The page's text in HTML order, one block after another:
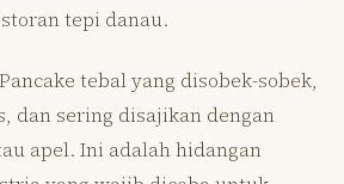
tepi danau.
tebal yang disobek-sobek,
dan sering disajikan dengan
apel. Ini adalah hidangan